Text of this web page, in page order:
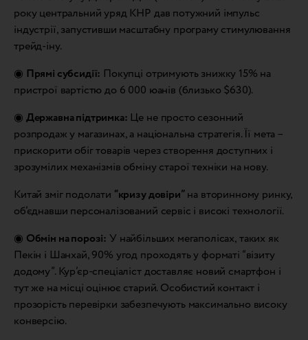
року центральний уряд КНР дав потужний імпульс
індустрії, запустивши масштабну програму стимулювання
трейд-іну.
◉ Прямі субсидії: Покупці отримують знижку 15% на
пристрої вартістю до 6 000 юанів (близько $630).
◉ Державна підтримка: Це не просто сезонний
розпродаж у магазинах, а національна стратегія. Її мета –
прискорити обіг товарів через створення доступних і
зрозумілих механізмів обміну старої техніки на нову.
Китай зміг подолати “кризу довіри”на вторинному ринку,
об’єднавши персоналізований сервіс і високі технології.
◉ Обмін на порозі: У найбільших мегаполісах, таких як
Пекін і Шанхай, 90% угод проходять у форматі “візиту
додому”. Кур’єр-спеціаліст доставляє новий смартфон і
тут же на місці оцінює старий. Особистий контакт і
прозорість перевірки забезпечують максимально високу
конверсію.